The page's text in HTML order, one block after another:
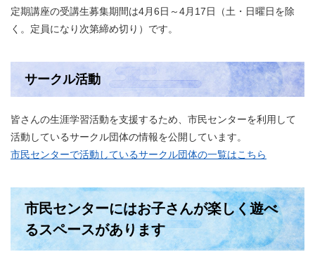
定期講座の受講生募集期間は4月6日～4月17日（土・日曜日を除
く。定員になり次第締め切り）です。​
サークル活動
皆さんの生涯学習活動を支援するため、市民センターを利用して
活動しているサークル団体の情報を公開しています。
市民センターで活動しているサークル団体の一覧はこちら
市民センターにはお子さんが楽しく遊べ
るスペースがあります